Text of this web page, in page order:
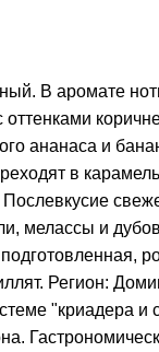
В аромате
оттенками
ананаса и
в
мелассы и
Регион:
"криадера и